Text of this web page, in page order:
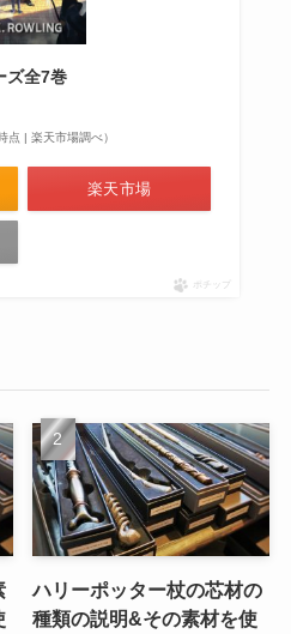
ズ全7巻
点 | 楽天市場調べ）
楽天市場
ポチップ
ハリーポッター杖の芯材の
種類の説明&その素材を使